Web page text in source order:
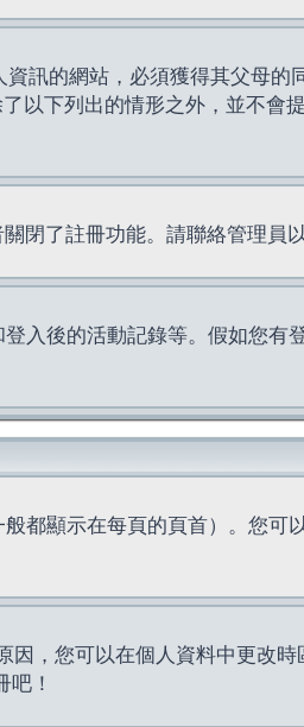
訊的網站，必須獲得其父母的
以下列出的情形之外，並不會
閉了註冊功能。請聯絡管理員以
入後的活動記錄等。假如您有
都顯示在每頁的頁首）。您可
，您可以在個人資料中更改時
！